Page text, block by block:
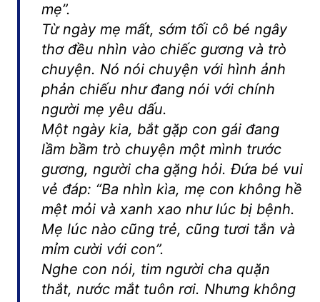
mẹ”.
Từ ngày mẹ mất, sớm tối cô bé ngây
thơ đều nhìn vào chiếc gương và trò
chuyện. Nó nói chuyện với hình ảnh
phản chiếu như đang nói với chính
người mẹ yêu dấu.
Một ngày kia, bắt gặp con gái đang
lầm bầm trò chuyện một mình trước
gương, người cha gặng hỏi. Đứa bé vui
vẻ đáp: “Ba nhìn kìa, mẹ con không hề
mệt mỏi và xanh xao như lúc bị bệnh.
Mẹ lúc nào cũng trẻ, cũng tươi tắn và
mỉm cười với con”.
Nghe con nói, tim người cha quặn
thắt, nước mắt tuôn rơi. Nhưng không